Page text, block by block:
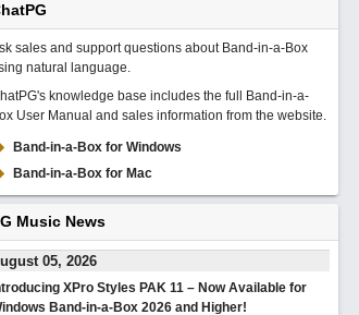
sales and support questions about Band-in-a-Box
natural language.
knowledge base includes the full Band-in-a-
User Manual and sales information from the website.
Band-in-a-Box for Windows
Band-in-a-Box for Mac
Music News
05, 2026
XPro Styles PAK 11 – Now Available for
Band-in-a-Box 2026 and Higher!